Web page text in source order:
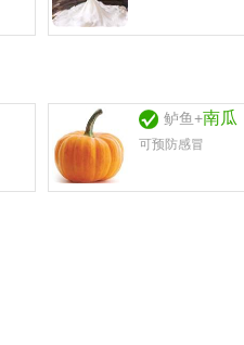
鲈鱼+南瓜
可预防感冒